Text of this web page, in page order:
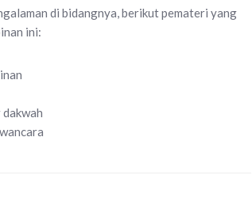
di bidangnya, berikut pemateri yang
ini: